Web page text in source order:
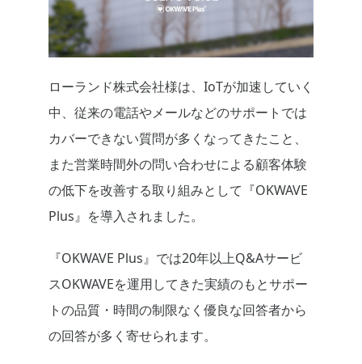
ローランド株式会社様は、IoTが加速していく
中、従来の電話やメールなどのサポートでは
カバーできない質問が多くなってきたこと、
また営業時間外の問い合わせによる顧客体験
の低下を改善する取り組みとして『OKWAVE
Plus』を導入されました。
『OKWAVE Plus』では20年以上Q&Aサービ
スOKWAVEを運用してきた実績のもとサポー
トの品質・時間の制限なく優良な回答者から
の回答が多く寄せられます。